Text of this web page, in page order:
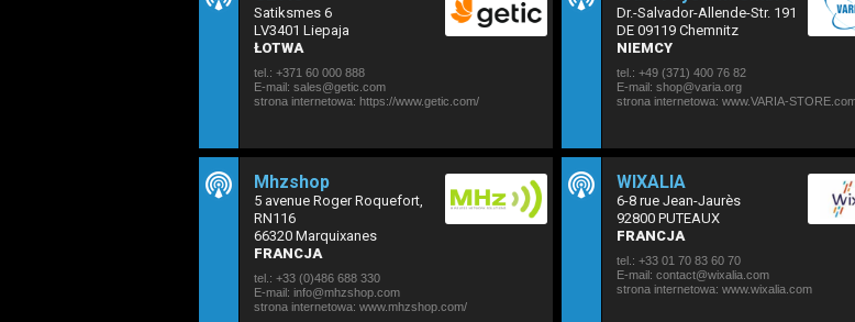
Satiksmes 6
LV3401 Liepaja
ŁOTWA
tel.: +371 60 000 888
E-mail: sales@getic.com
strona internetowa: https://www.getic.com/
Dr.-Salvador-Allende-Str. 191
DE 09119 Chemnitz
NIEMCY
tel.: +49 (371) 400 76 82
E-mail: shop@varia.org
strona internetowa: www.VARIA-
Mhzshop
5 avenue Roger Roquefort,
RN116
66320 Marquixanes
FRANCJA
tel.: +33 (0)486 688 330
E-mail: info@mhzshop.com
strona internetowa: www.mhzshop.com/
WIXALIA
6-8 rue Jean-Jaurès
92800 PUTEAUX
FRANCJA
tel.: +33 01 70 83 60 70
E-mail: contact@wixalia.com
strona internetowa: www.wixalia.com